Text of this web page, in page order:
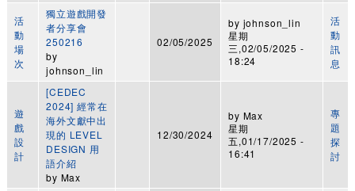
活
動
場
次
獨立遊戲開發
者分享會
250216
by
johnson_lin
02/05/2025
by johnson_lin
星期
三,02/05/2025 -
18:24
活
動
訊
息
遊
戲
設
計
[CEDEC
2024] 經常在
海外文獻中出
現的 LEVEL
DESIGN 用
語介紹
by Max
12/30/2024
by Max
星期
五,01/17/2025 -
16:41
專
題
探
討